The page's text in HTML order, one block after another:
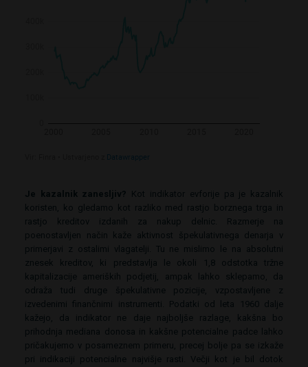
Je kazalnik zanesljiv? Kot indikator evforije pa je kazalnik
koristen, ko gledamo kot razliko med rastjo borznega trga in
rastjo kreditov izdanih za nakup delnic. Razmerje na
poenostavljen način kaže aktivnost špekulativnega denarja v
primerjavi z ostalimi vlagatelji. Tu ne mislimo le na absolutni
znesek kreditov, ki predstavlja le okoli 1,8 odstotka tržne
kapitalizacije ameriških podjetij, ampak lahko sklepamo, da
odraža tudi druge špekulativne pozicije, vzpostavljene z
izvedenimi finančnimi instrumenti. Podatki od leta 1960 dalje
kažejo, da indikator ne daje najboljše razlage, kakšna bo
prihodnja mediana donosa in kakšne potencialne padce lahko
pričakujemo v posameznem primeru, precej bolje pa se izkaže
pri indikaciji potencialne najvišje rasti. Večji kot je bil dotok